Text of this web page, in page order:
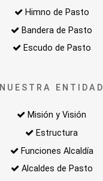
Himno de Pasto
Bandera de Pasto
Escudo de Pasto
NUESTRA ENTIDAD
Misión y Visión
Estructura
Funciones Alcaldía
Alcaldes de Pasto